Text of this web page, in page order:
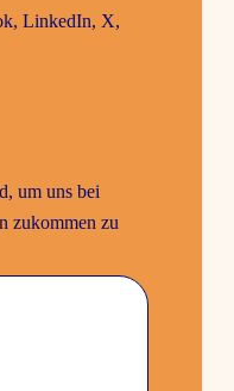
LinkedIn, X,
um uns bei
zukommen zu